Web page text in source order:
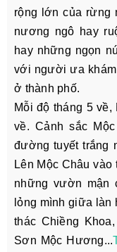
rộng lớn của rừng
nương ngô hay
hay những ngọn
với người ưa khám
ở thành phố.
Mỗi độ tháng 5
về. Cảnh sắc
đường tuyết trắng
Lên Mộc Châu
những vườn mận
lỏng mình giữa
thác Chiềng
Sơn Mộc Hương...